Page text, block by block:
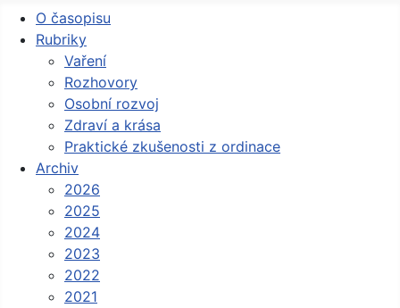
O časopisu
Rubriky
Vaření
Rozhovory
Osobní rozvoj
Zdraví a krása
Praktické zkušenosti z ordinace
Archiv
2026
2025
2024
2023
2022
2021